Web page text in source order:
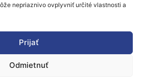
nepriaznivo ovplyvniť určité vlastnosti a
Prijať
Odmietnuť
O nás
a podpora
Stáže a pobyty